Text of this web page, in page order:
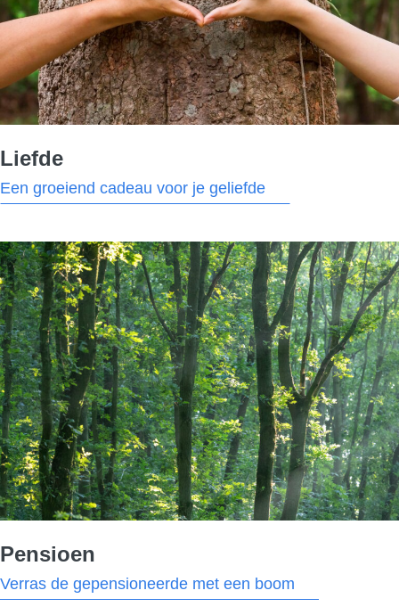
Liefde
Een groeiend cadeau voor je geliefde
Pensioen
Verras de gepensioneerde met een boom